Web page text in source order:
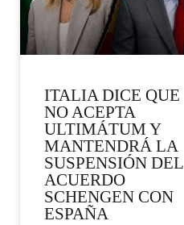
ITALIA DICE QUE
NO ACEPTA
ULTIMÁTUM Y
MANTENDRÁ LA
SUSPENSIÓN DEL
ACUERDO
SCHENGEN CON
ESPAÑA